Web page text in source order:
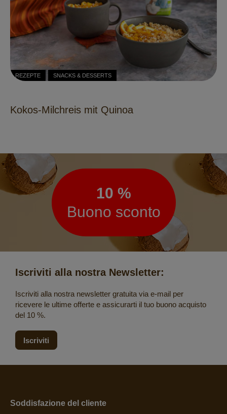
REZEPTE SNACKS & DESSERTS
Kokos-Milchreis mit Quinoa
Newsletter
10 %
Buono sconto
Iscriviti alla nostra Newsletter:
Iscriviti alla nostra newsletter gratuita via e-mail per
ricevere le ultime offerte e assicurarti il tuo buono acquisto
del 10 %.
Iscriviti
Soddisfazione del cliente